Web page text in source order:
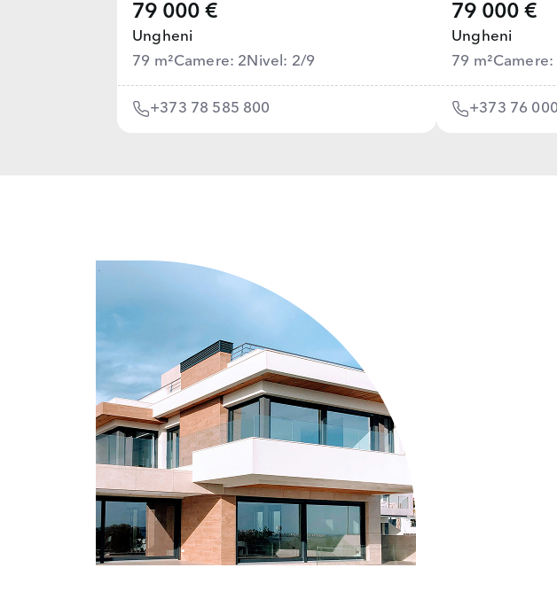
79 000 €
Ungheni
79 m²Camere: 2 Nivel: 2/9
+373 78 585 800
79 000 €
Ungheni
79 m²Camere:
+373 76